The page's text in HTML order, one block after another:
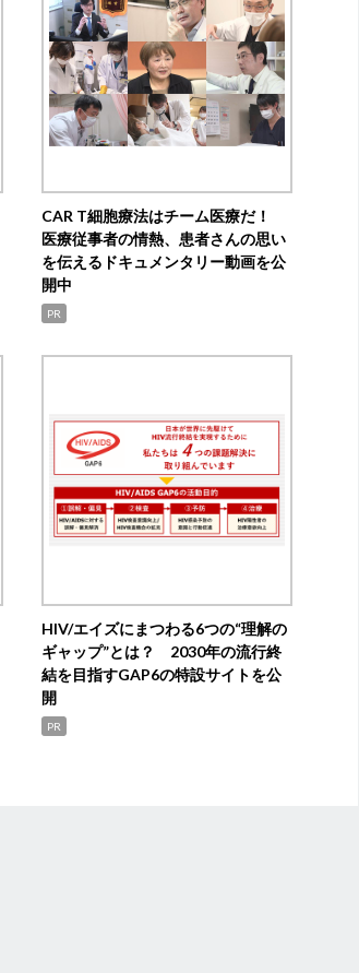
CAR T細胞療法はチーム医療だ！
医療従事者の情熱、患者さんの思い
を伝えるドキュメンタリー動画を公
開中
PR
HIV/エイズにまつわる6つの“理解の
ギャップ”とは？ 2030年の流行終
結を目指すGAP6の特設サイトを公
開
PR